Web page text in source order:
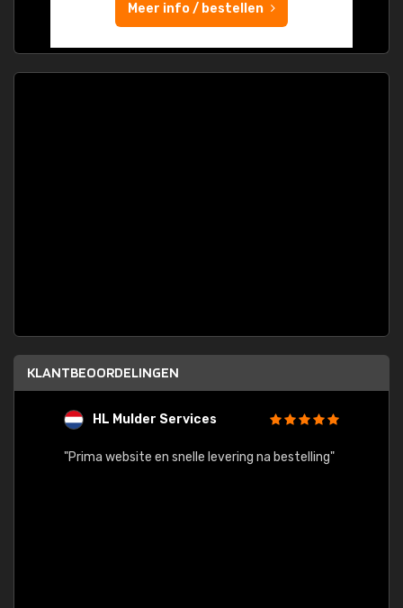
Meer info / bestellen
KLANTBEOORDELINGEN
HL Mulder Services
"Prima website en snelle levering na bestelling"